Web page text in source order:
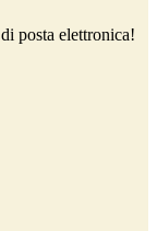
posta elettronica!